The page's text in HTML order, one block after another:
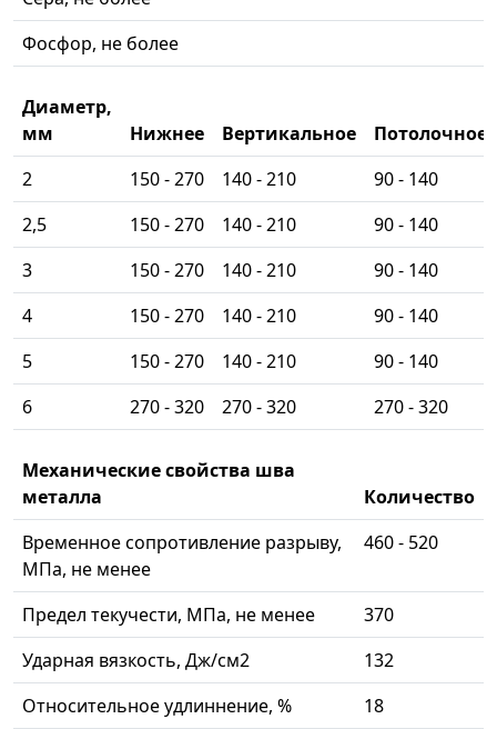
Фосфор, не более
Диаметр,
мм
Нижнее Вертикальное
Потолочное
2
150 - 270 140 - 210
90 - 140
2,5
150 - 270 140 - 210
90 - 140
3
150 - 270 140 - 210
90 - 140
4
150 - 270 140 - 210
90 - 140
5
150 - 270 140 - 210
90 - 140
6
270 - 320 270 - 320 270 - 320
Механические свойства шва
металла
Количество
Временное сопротивление разрыву,
МПа, не менее
460 - 520
Предел текучести, МПа, не менее
370
Ударная вязкость, Дж/см2
132
Относительное удлиннение, %
18